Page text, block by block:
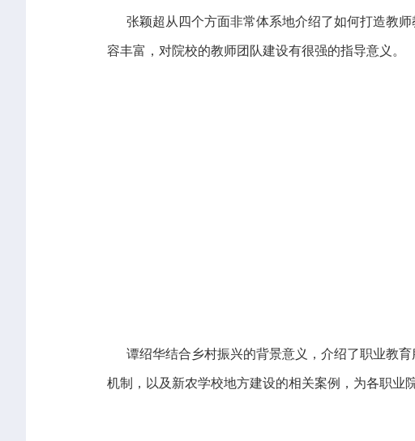
张颖超从四个方面非常体系地介绍了如何打造教师
容丰富，对院校的教师团队建设有很强的指导意义。
谭绍华结合乡村振兴的背景意义，介绍了职业教育
机制，以及新农学校地方建设的相关案例，为各职业